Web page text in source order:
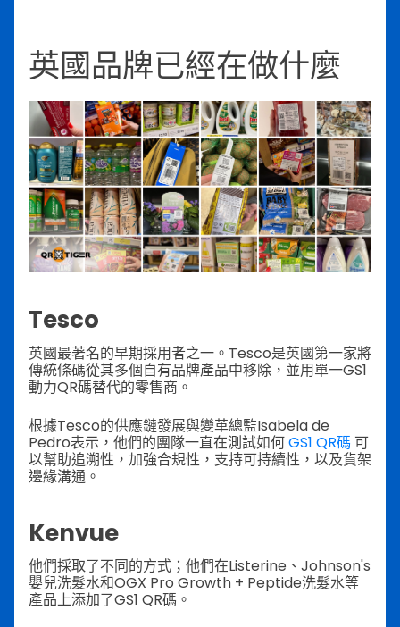
英國品牌已經在做什麼
Tesco
英國最著名的早期採用者之一。Tesco是英國第一家將
傳統條碼從其多個自有品牌產品中移除，並用單一GS1
動力QR碼替代的零售商。
根據Tesco的供應鏈發展與變革總監Isabela de
Pedro表示，他們的團隊一直在測試如何GS1 QR碼 可
以幫助追溯性，加強合規性，支持可持續性，以及貨架
邊緣溝通。
Kenvue
他們採取了不同的方式；他們在Listerine、Johnson's
嬰兒洗髮水和OGX Pro Growth + Peptide洗髮水等
產品上添加了GS1 QR碼。